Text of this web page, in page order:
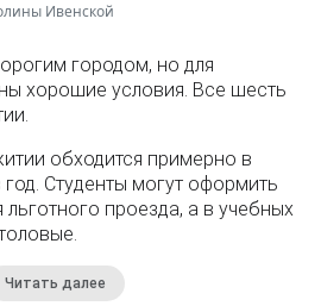
Ивенской
городом, но для
хорошие условия. Все шесть
обходится примерно в
Студенты могут оформить
льготного проезда, а в учебных
Читать далее